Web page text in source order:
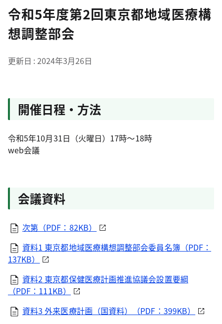
令和5年度第2回東京都地域医療構
想調整部会
更新日 2024年3月26日
開催日程・方法
令和5年10月31日（火曜日）17時～18時
web会議
会議資料
次第（PDF：82KB）
資料1 東京都地域医療構想調整部会委員名簿（PDF：
137KB）
資料2 東京都保健医療計画推進協議会設置要綱
（PDF：111KB）
資料3 外来医療計画（国資料）（PDF：399KB）